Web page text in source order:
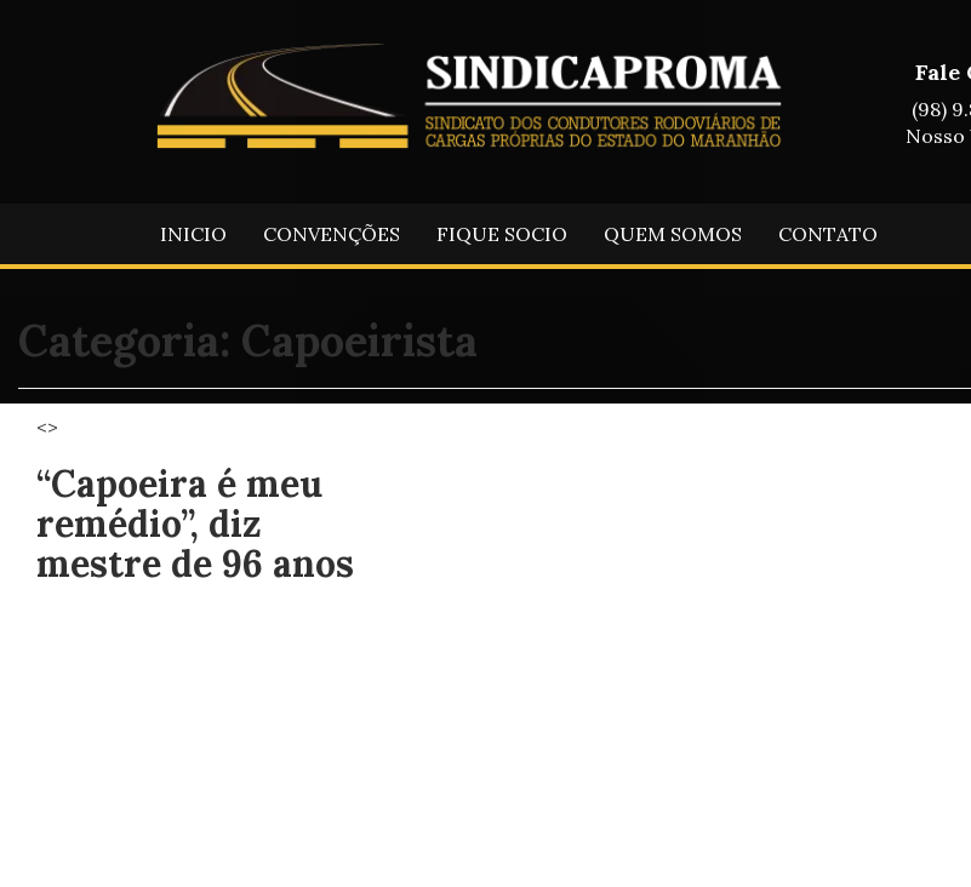
Fale
(98)
Nosso
INICIO CONVENÇÕES FIQUE SOCIO QUEM SOMOS CONTATO
Categoria: Capoeirista
<>
“Capoeira é meu
remédio”, diz
mestre de 96 anos